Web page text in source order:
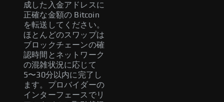
成した入金アドレスに
正確な金額の Bitcoin
を転送してください。
ほとんどのスワップは
ブロックチェーンの確
認時間とネットワーク
の混雑状況に応じて
5〜30分以内に完了し
ます。プロバイダーの
インターフェースでリ